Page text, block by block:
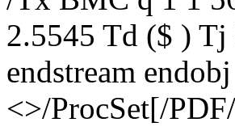
2.5545 Td ($ )
endstream
<>/ProcSet[/